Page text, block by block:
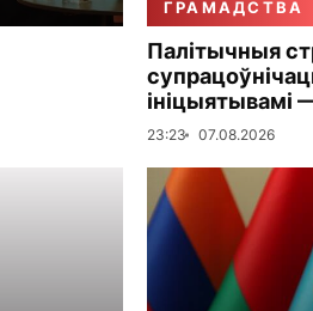
ГРАМАДСТВА
Палітычныя
ініцыятывамі
23:23 07.08.2026